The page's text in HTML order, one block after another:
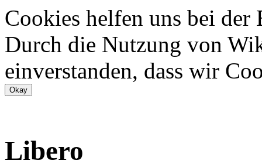
Cookies helfen uns bei
Durch die Nutzung von
einverstanden, dass wir
Libero